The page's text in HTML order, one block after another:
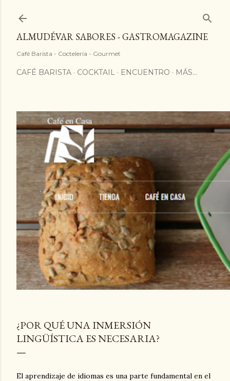
ALMUDÉVAR SABORES - GASTROMAGAZINE
Café Barista - Coctelería - Gourmet
CAFÉ BARISTA COCKTAIL ENCUENTRO MÁS…
¿POR QUÉ UNA INMERSIÓN
LINGÜÍSTICA ES NECESARIA?
El aprendizaje de idiomas es una parte fundamental en el